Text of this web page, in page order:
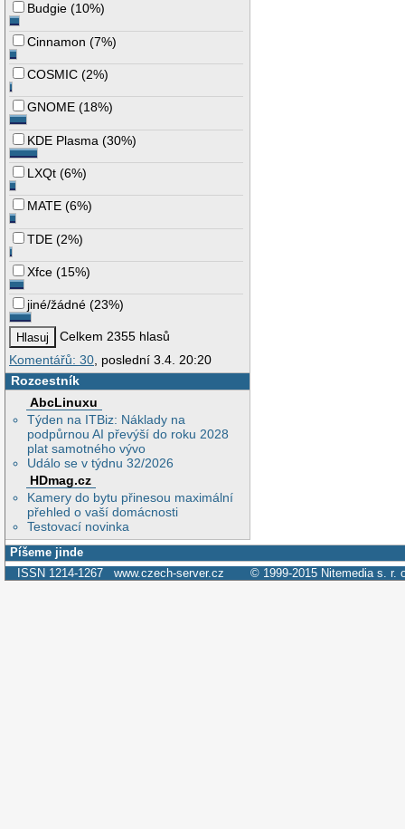
Budgie (10%)
Cinnamon (7%)
COSMIC (2%)
GNOME (18%)
KDE Plasma (30%)
LXQt (6%)
MATE (6%)
TDE (2%)
Xfce (15%)
jiné/žádné (23%)
Celkem 2355 hlasů
Komentářů: 30 , poslední 3.4. 20:20
Rozcestník
AbcLinuxu
Týden na ITBiz: Náklady na
podpůrnou AI převýší do roku 2028
plat samotného vývo
Událo se v týdnu 32/2026
HDmag.cz
Kamery do bytu přinesou maximální
přehled o vaší domácnosti
Testovací novinka
Píšeme jinde
ISSN 1214-1267 www.czech-server.cz © 1999-2015 Nitemedia s. r.